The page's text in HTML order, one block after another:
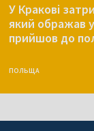
У Кракові
який ображав
прийшов до
ПОЛЬЩА